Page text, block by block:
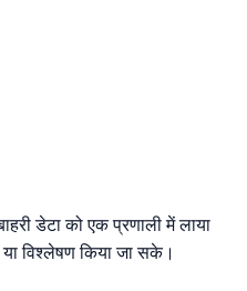
डेटा को एक प्रणाली में लाया
विश्लेषण किया जा सके।